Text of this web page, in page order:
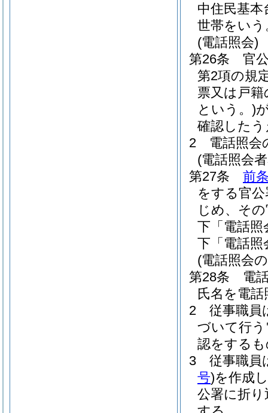
中住民基
世帯をいう
(電話照会)
第26条
官
第2項の規
票又は戸
という。)
確認した
2
電話照会
(電話照会
第27条
前
をする官公
じめ、そ
下「電話照
下「電話照
(電話照会
第28条
電
氏名を電
2
従事職員
づいて行
認をする
3
従事職員
号)を作成
公署に折